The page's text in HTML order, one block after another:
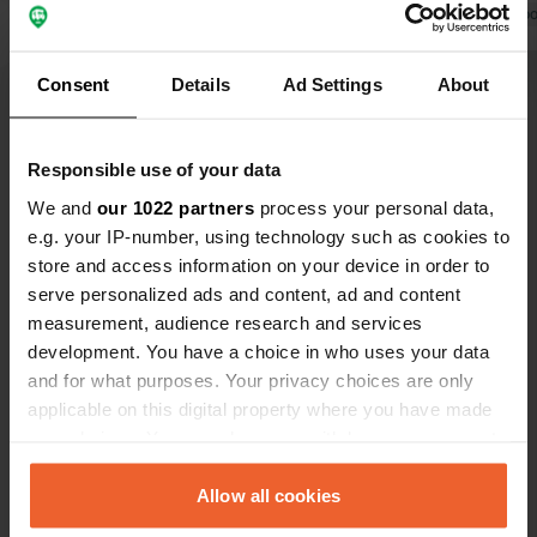
Consent Details Ad Settings About
Responsible use of your data
We and our 1022 partners process your personal data,
e.g. your IP-number, using technology such as cookies to
store and access information on your device in order to
serve personalized ads and content, ad and content
measurement, audience research and services
development. You have a choice in who uses your data
and for what purposes. Your privacy choices are only
applicable on this digital property where you have made
any time from the Cookie Declaration or by clicking on
the Privacy trigger icon.Allow all cookies
Traduit par
Es-tu déjà venu ici ?
Contact
Emplacement
Brinkkanterweg 39
3925 BA, Scherpenzeel, Pays-Bas